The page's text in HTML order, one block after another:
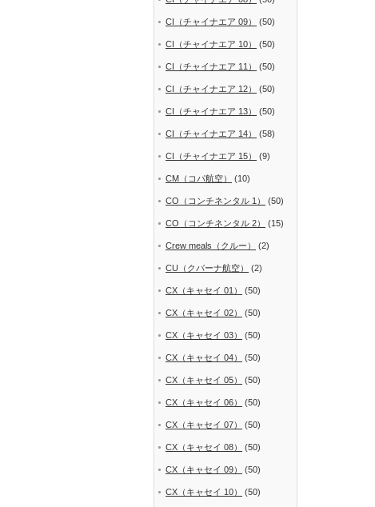
CI（チャイナエア 09） (50)
CI（チャイナエア 10） (50)
CI（チャイナエア 11） (50)
CI（チャイナエア 12） (50)
CI（チャイナエア 13） (50)
CI（チャイナエア 14） (58)
CI（チャイナエア 15） (9)
CM（コパ航空） (10)
CO（コンチネンタル 1） (50)
CO（コンチネンタル 2） (15)
Crew meals（クルー） (2)
CU（クバーナ航空） (2)
CX（キャセイ 01） (50)
CX（キャセイ 02） (50)
CX（キャセイ 03） (50)
CX（キャセイ 04） (50)
CX（キャセイ 05） (50)
CX（キャセイ 06） (50)
CX（キャセイ 07） (50)
CX（キャセイ 08） (50)
CX（キャセイ 09） (50)
CX（キャセイ 10） (50)